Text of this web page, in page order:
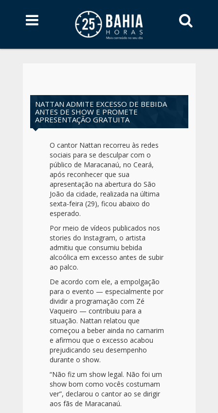
NATTAN ADMITE EXCESSO DE BEBIDA
ANTES DE SHOW E PROMETE
APRESENTAÇÃO GRATUITA
O cantor Nattan recorreu às redes
sociais para se desculpar com o
público de Maracanaú, no Ceará,
após reconhecer que sua
apresentação na abertura do São
João da cidade, realizada na última
sexta-feira (29), ficou abaixo do
esperado.
Por meio de vídeos publicados nos
stories do Instagram, o artista
admitiu que consumiu bebida
alcoólica em excesso antes de subir
ao palco.
De acordo com ele, a empolgação
para o evento — especialmente por
dividir a programação com Zé
Vaqueiro — contribuiu para a
situação. Nattan relatou que
começou a beber ainda no camarim
e afirmou que o excesso acabou
prejudicando seu desempenho
durante o show.
“Não fiz um show legal. Não foi um
show bom como vocês costumam
ver”, declarou o cantor ao se dirigir
aos fãs de Maracanaú.